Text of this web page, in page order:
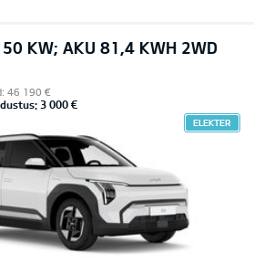
KW; AKU 81,4 KWH 2WD
46 190 €
3 000 €
ELEKTER